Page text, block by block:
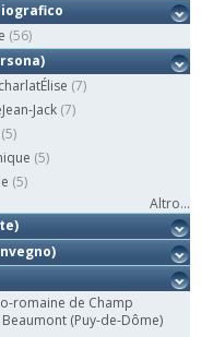
(56)
(7)
Jack (7)
(5)
(5)
(5)
Altro...
romaine de Champ
(Puy-de-Dôme)